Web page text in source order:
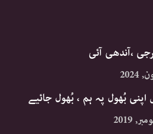
،آندھی آئی
اپنی بُھول پہ ہم ، بُھول جائیے